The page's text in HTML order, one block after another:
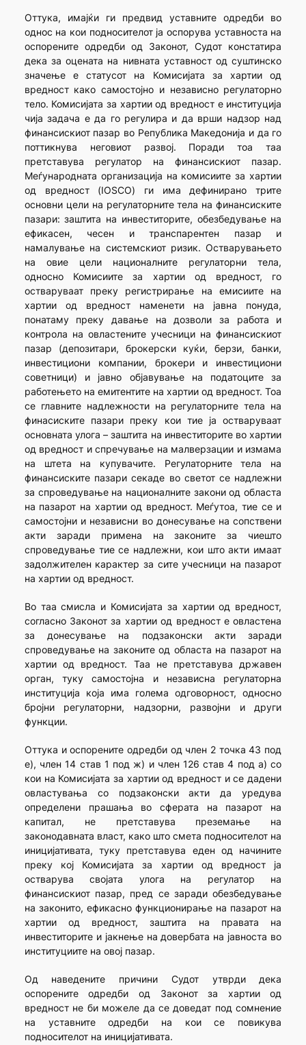
Оттука, имајќи ги предвид уставните одредби во
однос на кои подносителот ја оспорува уставноста на
оспорените одредби од Законот, Судот констатира
дека за оцената на нивната уставност од суштинско
значење е статусот на Комисијата за хартии од
вредност како самостојно и независно регулаторно
тело. Комисијата за хартии од вредност е институција
чија задача е да го регулира и да врши надзор над
финансискиот пазар во Република Македонија и да го
поттикнува неговиот развој. Поради тоа таа
претставува регулатор на финансискиот пазар.
Меѓународната организација на комисиите за хартии
од вредност (IOSCO) ги има дефинирано трите
основни цели на регулаторните тела на финансиските
пазари: заштита на инвеститорите, обезбедување на
ефикасен, чесен и транспарентен пазар и
намалување на системскиот ризик. Остварувањето
на овие цели националните регулаторни тела,
односно Комисиите за хартии од вредност, го
остваруваат преку регистрирање на емисиите на
хартии од вредност наменети на јавна понуда,
понатаму преку давање на дозволи за работа и
контрола на овластените учесници на финансискиот
пазар (депозитари, брокерски куќи, берзи, банки,
инвестициони компании, брокери и инвестициони
советници) и јавно објавување на податоците за
работењето на емитентите на хартии од вредност. Тоа
се главните надлежности на регулаторните тела на
финасиските пазари преку кои тие ја остваруваат
основната улога – заштита на инвеститорите во хартии
од вредност и спречување на малверзации и измама
на штета на купувачите. Регулаторните тела на
финансиските пазари секаде во светот се надлежни
за спроведување на националните закони од областа
на пазарот на хартии од вредност. Меѓутоа, тие се и
самостојни и независни во донесување на сопствени
акти заради примена на законите за чиешто
спроведување тие се надлежни, кои што акти имаат
задолжителен карактер за сите учесници на пазарот
на хартии од вредност.
Во таа смисла и Комисијата за хартии од вредност,
согласно Законот за хартии од вредност е овластена
за донесување на подзаконски акти заради
спроведување на законите од областа на пазарот на
хартии од вредност. Таа не претставува државен
орган, туку самостојна и независна регулаторна
институција која има голема одговорност, односно
бројни регулаторни, надзорни, развојни и други
функции.
Оттука и оспорените одредби од член 2 точка 43 под
е), член 14 став 1 под ж) и член 126 став 4 под а) со
кои на Комисијата за хартии од вредност и се дадени
овластувања со подзаконски акти да уредува
определени прашања во сферата на пазарот на
капитал, не претставува преземање на
законодавната власт, како што смета подносителот на
иницијативата, туку претставува еден од начините
преку кој Комисијата за хартии од вредност ја
остварува својата улога на регулатор на
финансискиот пазар, пред се заради обезбедување
на законито, ефикасно функционирање на пазарот на
хартии од вредност, заштита на правата на
инвеститорите и јакнење на довербата на јавноста во
институциите на овој пазар.
Од наведените причини Судот утврди дека
оспорените одредби од Законот за хартии од
вредност не би можеле да се доведат под сомнение
на уставните одредби на кои се повикува
подносителот на иницијативата.